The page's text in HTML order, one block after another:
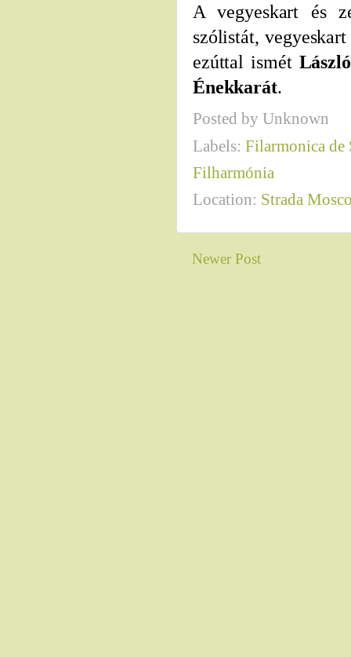
A vegyeskart és
szólistát,
ezúttal ismét
Énekkarát.
Posted by Unknown
Labels: Filarmonica de
Filharmónia
Location: Strada
Newer Post